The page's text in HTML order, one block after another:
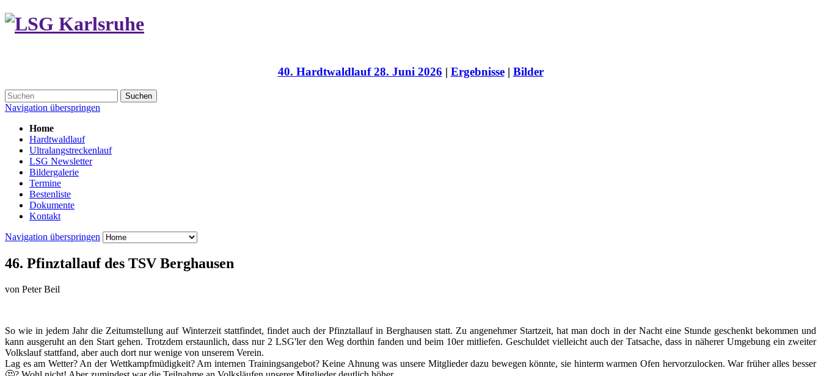
40. Hardtwaldlauf 28. Juni 2026 | Ergebnisse| Bilder
Suchen
Navigation überspringen
Home
Hardtwaldlauf
Ultralangstreckenlauf
LSG Newsletter
Bildergalerie
Termine
Bestenliste
Dokumente
Kontakt
Navigation überspringen
46. Pfinztallauf des TSV Berghausen
von Peter Beil
So wie in jedem Jahr die Zeitumstellung auf Winterzeit stattfindet, findet auch der Pfinztallauf in Berghausen statt. Zu angenehmer Startzeit, hat man doch in der Nacht eine Stunde geschenkt bekommen und
kann ausgeruht an den Start gehen. Trotzdem erstaunlich, dass nur 2 LSG'ler den Weg dorthin fanden und beim 10er mitliefen. Geschuldet vielleicht auch der Tatsache, dass in näherer Umgebung ein zweiter
Volkslauf stattfand, aber auch dort nur wenige von unserem Verein.
Lag es am Wetter? An der Wettkampfmüdigkeit? Am internen Trainingsangebot? Keine Ahnung was unsere Mitglieder dazu bewegen könnte, sie hinterm warmen Ofen hervorzulocken. War früher alles besser